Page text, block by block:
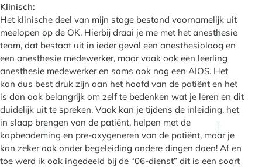
Klinisch:
Het klinische deel van mijn stage bestond voornamelijk uit
meelopen op de OK. Hierbij draai je me met het anesthesie
team, dat bestaat uit in ieder geval een anesthesioloog en
een anesthesie medewerker, maar vaak ook een leerling
anesthesie medewerker en soms ook nog een AIOS. Het
kan dus best druk zijn aan het hoofd van de patiënt en het
is dan ook belangrijk om zelf te bedenken wat je leren en dit
duidelijk uit te spreken. Vaak kan je tijdens de inleiding, het
in slaap brengen van de patiënt, helpen met de
kapbeademing en pre-oxygeneren van de patiënt, maar je
kan zeker ook onder begeleiding andere dingen doen! Af en
toe werd ik ook ingedeeld bij de “06-dienst” dit is een soort